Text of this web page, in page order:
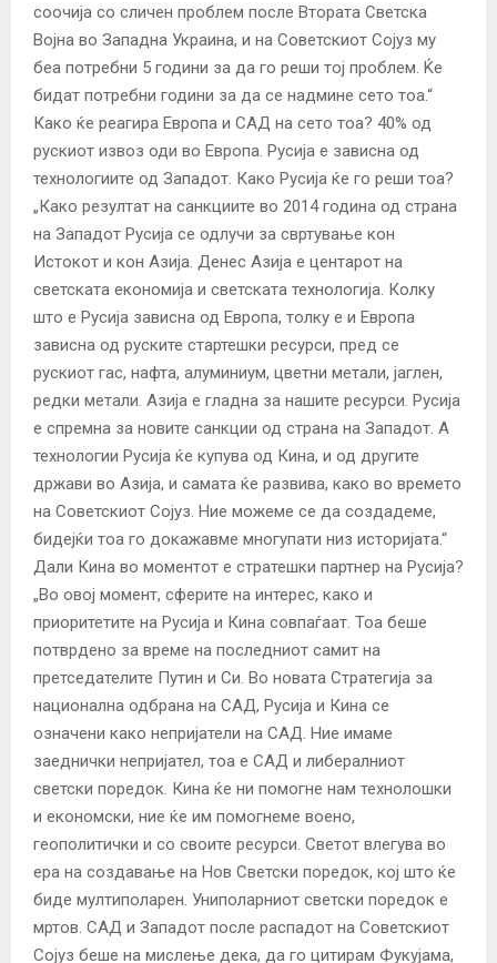
соочија со сличен проблем после Втората Светска
Војна во Западна Украина, и на Советскиот Сојуз му
беа потребни 5 години за да го реши тој проблем. Ќе
бидат потребни години за да се надмине сето тоа.“
Како ќе реагира Европа и САД на сето тоа? 40% од
рускиот извоз оди во Европа. Русија е зависна од
технологиите од Западот. Како Русија ќе го реши тоа?
„Како резултат на санкциите во 2014 година од страна
на Западот Русија се одлучи за свртување кон
Истокот и кон Азија. Денес Азија е центарот на
светската економија и светската технологија. Колку
што е Русија зависна од Европа, толку е и Европа
зависна од руските стартешки ресурси, пред се
рускиот гас, нафта, алуминиум, цветни метали, јаглен,
редки метали. Азија е гладна за нашите ресурси. Русија
е спремна за новите санкции од страна на Западот. А
технологии Русија ќе купува од Кина, и од другите
држави во Азија, и самата ќе развива, како во времето
на Советскиот Сојуз. Ние можеме се да создадеме,
бидејќи тоа го докажавме многупати низ историјата.“
Дали Кина во моментот е стратешки партнер на Русија?
„Во овој момент, сферите на интерес, како и
приоритетите на Русија и Кина совпаѓаат. Тоа беше
потврдено за време на последниот самит на
претседателите Путин и Си. Во новата Стратегија за
национална одбрана на САД, Русија и Кина се
означени како непријатели на САД. Ние имаме
заеднички непријател, тоа е САД и либералниот
светски поредок. Кина ќе ни помогне нам технолошки
и економски, ние ќе им помогнеме воено,
геополитички и со своите ресурси. Светот влегува во
ера на создавање на Нов Светски поредок, кој што ќе
биде мултиполарен. Униполарниот светски поредок е
мртов. САД и Западот после распадот на Советскиот
Сојуз беше на мислење дека, да го цитирам Фукујама,